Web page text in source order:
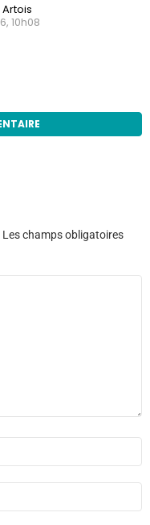
10h08
Les champs obligatoires